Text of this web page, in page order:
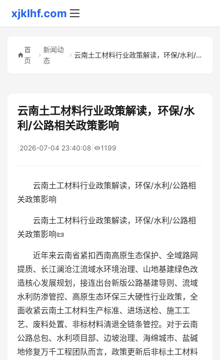
xjklhf.com
首
页
新闻动
态
云南土工材料行业政策解读，环保/水利/公路相关政策影响
云南土工材料行业政策解读，环保/水
利/公路相关政策影响
2026-07-04 23:40:08 1199
云南土工材料行业政策解读，环保/水利/公路相
关政策影响
云南土工材料行业政策解读，环保/水利/公路相
关政策影响📜
近年来云南省紧扣西南高原生态保护、全域路网
提质、长江澜沧江流域水环境治理、山地基建绿色改
造核心发展规划，接连出台新版公路基建导则、流域
水利防渗管控、高原生态环保三大硬性行业政策，全
面收紧云南土工材料生产标准、进场送检、施工工
艺、废料处置、非标材料清退全链条管控。对于云南
公路总包、水利项目部、边坡治理、海绵城市、盐碱
地修复万千工程团队而言，政策更新后非标土工材料